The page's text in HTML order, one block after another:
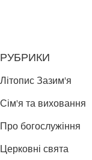
РУБРИКИ
Літопис Зазим'я
Сім'я та виховання
Про богослужіння
Церковні свята